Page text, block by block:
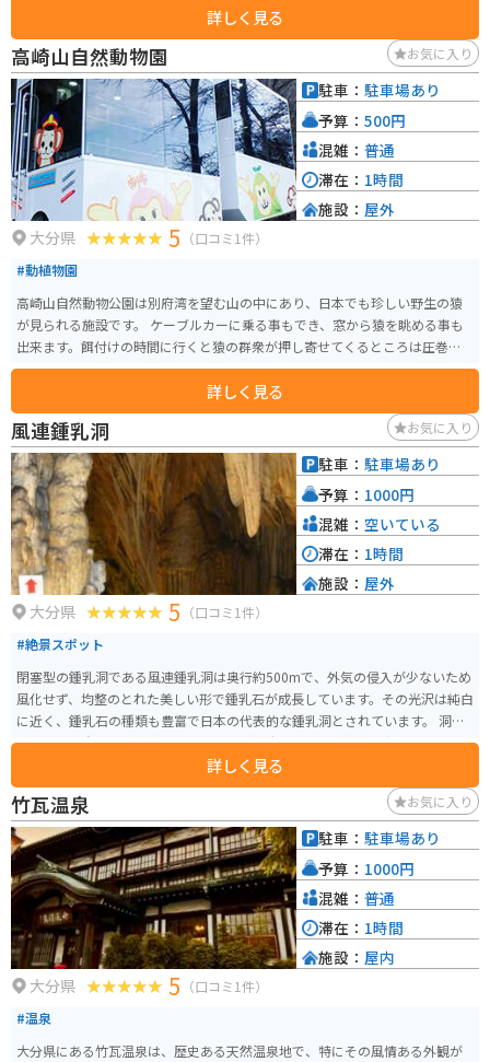
時速50kmで走行するとタイヤの振動で音楽が聞こえる仕掛けが施されていま
す。施設内には、北に瀬戸内海、南に宇和海を一望できるパノラマ展望デッ
キがあり、半島特有の「両側に海が見える」ダイナミックな景色を楽しめる
のが魅力です。 グルメの注目は、地元のブランド魚「岬（はな）あじ・岬さ
ば」を使用した海鮮丼や、特産のしらすをたっぷり使ったメニューです。ま
た、伊方町特産の柑橘系ソフトクリームやジュースも充実しており、ツーリ
ングの疲れを癒やすのに最適です。 併設されたミュージアムでは半島の歴史
や文化を深く学べるほか、周囲には風力発電の巨大な風車が並ぶ「せと風の
丘パーク」もあり、愛車と一緒にフォトジェニックな写真を撮ることもでき
ます。四国最西端の灯台を目指す旅の、最高の中継地点としておすすめです。
詳しく見る
高崎山自然動物園 お気に入り
大分県 5 （口コミ1件）
#動植物園
高崎山自然動物公園は別府湾を望む山の中にあり、日本でも珍しい野生の猿
が見られる施設です。 ケーブルカーに乗る事もでき、窓から猿を眺める事も
出来ます。餌付けの時間に行くと猿の群衆が押し寄せてくるところは圧巻で
す。
詳しく見る
駐車： 駐車場あり
予算： 500円
混雑： 普通
滞在： 1時間
施設： 屋外
風連鍾乳洞 お気に入り
大分県 5 （口コミ1件）
#絶景スポット
閉塞型の鍾乳洞である風連鍾乳洞は奥行約500mで、外気の侵入が少ないため
風化せず、均整のとれた美しい形で鍾乳石が成長しています。その光沢は純白
に近く、鍾乳石の種類も豊富で日本の代表的な鍾乳洞とされています。 洞内
の風景は四次元の世界を感じさせるほど壮大で、「天上界」の無数に垂れ下
がる鍾乳管、「霊妙閣」の無数の石筍群、「瑞雲の滝」の滝壺、「仙人の
庭」など独特の形をした鍾乳石が広がっています。 洞穴内は一定の温度に保
たれており、夏は涼しくて冬は暖かい天然のエアコンのような環境です。大
正15年（1926年）2月14日に発見され、同年の昭和2年4月4日に「風連洞
窟」として国の天然記念物に指定されました。発見当時の入洞口は深検洞と
して保存されています。 駐車場から洞窟センターまでの遊散歩道は四季折々
に色を変える美しい山々に囲まれ、春の桜や椿など、洞内とは違った自然の
美しさを楽しむこともできます。
詳しく見る
駐車： 駐車場あり
予算： 1000円
混雑： 空いている
滞在： 1時間
施設： 屋外
竹瓦温泉 お気に入り
大分県 5 （口コミ1件）
#温泉
大分県にある竹瓦温泉は、歴史ある天然温泉地で、特にその風情ある外観が
駐車： 駐車場あり
予算： 1000円
混雑： 普通
滞在： 1時間
施設： 屋内